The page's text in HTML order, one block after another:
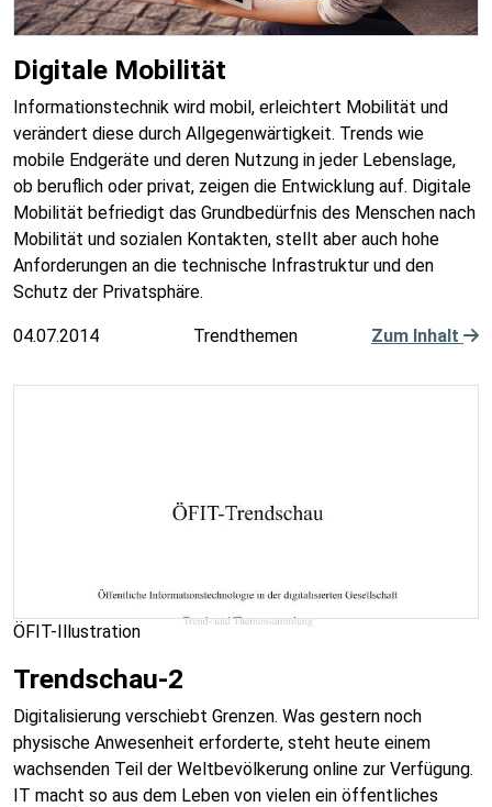
Digitale Mobilität
Informationstechnik wird mobil, erleichtert Mobilität und
verändert diese durch Allgegenwärtigkeit. Trends wie
mobile Endgeräte und deren Nutzung in jeder Lebenslage,
ob beruflich oder privat, zeigen die Entwicklung auf. Digitale
Mobilität befriedigt das Grundbedürfnis des Menschen nach
Mobilität und sozialen Kontakten, stellt aber auch hohe
Anforderungen an die technische Infrastruktur und den
Schutz der Privatsphäre.
04.07.2014 Trendthemen Zum Inhalt
ÖFIT-Illustration
Trendschau-2
Digitalisierung verschiebt Grenzen. Was gestern noch
physische Anwesenheit erforderte, steht heute einem
wachsenden Teil der Weltbevölkerung online zur Verfügung.
IT macht so aus dem Leben von vielen ein öffentliches